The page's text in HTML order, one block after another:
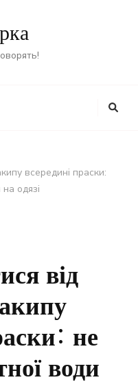
всередині праски:
одязі
від
не
води